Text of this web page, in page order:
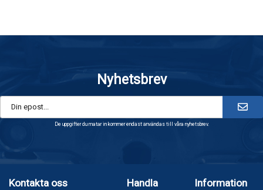
Nyhetsbrev
De uppgifter du matar in kommer endast användas till våra nyhetsbrev.
Kontakta oss Handla Information